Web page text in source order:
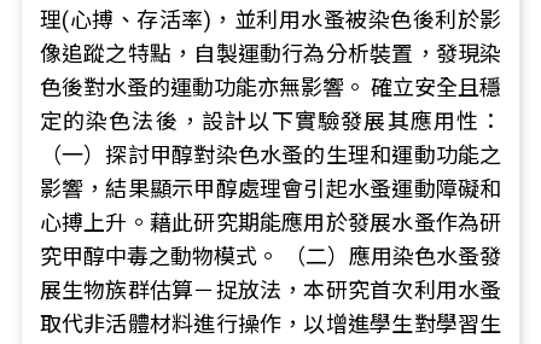
理(心搏、存活率)，並利用水蚤被染色後利於影
像追蹤之特點，自製運動行為分析裝置，發現染
色後對水蚤的運動功能亦無影響。 確立安全且穩
定的染色法後，設計以下實驗發展其應用性：
（一）探討甲醇對染色水蚤的生理和運動功能之
影響，結果顯示甲醇處理會引起水蚤運動障礙和
心搏上升。藉此研究期能應用於發展水蚤作為研
究甲醇中毒之動物模式。 （二）應用染色水蚤發
展生物族群估算－捉放法，本研究首次利用水蚤
取代非活體材料進行操作，以增進學生對學習生